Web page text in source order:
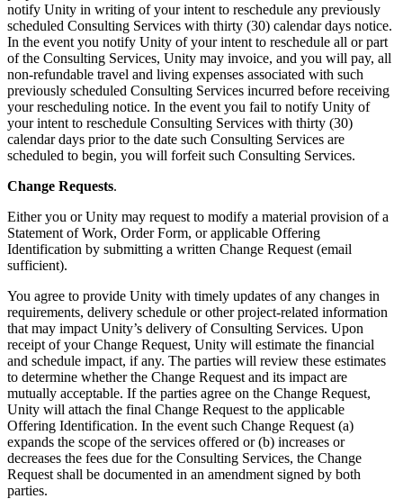
notify Unity in writing of your intent to reschedule any previously
scheduled Consulting Services with thirty (30) calendar days notice.
In the event you notify Unity of your intent to reschedule all or part
of the Consulting Services, Unity may invoice, and you will pay, all
non-refundable travel and living expenses associated with such
previously scheduled Consulting Services incurred before receiving
your rescheduling notice. In the event you fail to notify Unity of
your intent to reschedule Consulting Services with thirty (30)
calendar days prior to the date such Consulting Services are
scheduled to begin, you will forfeit such Consulting Services.
Change Requests.
Either you or Unity may request to modify a material provision of a
Statement of Work, Order Form, or applicable Offering
Identification by submitting a written Change Request (email
sufficient).
You agree to provide Unity with timely updates of any changes in
requirements, delivery schedule or other project-related information
that may impact Unity’s delivery of Consulting Services. Upon
receipt of your Change Request, Unity will estimate the financial
and schedule impact, if any. The parties will review these estimates
to determine whether the Change Request and its impact are
mutually acceptable. If the parties agree on the Change Request,
Unity will attach the final Change Request to the applicable
Offering Identification. In the event such Change Request (a)
expands the scope of the services offered or (b) increases or
decreases the fees due for the Consulting Services, the Change
Request shall be documented in an amendment signed by both
parties.